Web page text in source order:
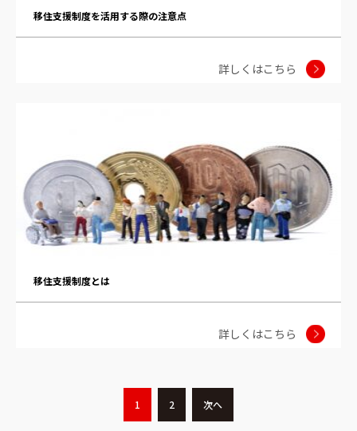
移住支援制度を活用する際の注意点
詳しくはこちら
移住支援制度とは
詳しくはこちら
1 2 次へ